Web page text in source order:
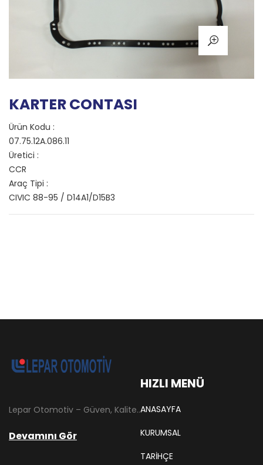
KARTER CONTASI
Ürün Kodu :
07.75.12A.086.11
Üretici :
CCR
Araç Tipi :
CIVIC 88-95 / D14A1/D15B3
Lepar Otomotiv – Güven, Kalite ve İstikrarın Adresi Lepar Otomotiv, Türkiye’nin otomotiv yedek parça sektöründe köklü bir geçmişe sahip, yenilikçi ve öncü firmalarından biridir. 1966 yılında Hüsnü Leblebici tarafından Tokat’ta mütevazı bir girişim olarak kurulan firmamız, ilk etapta Ford kamyonları, Ford Otosan minibüsleri ve Anadol marka araçların ünite ve yedek parçalarının satışını gerçekleştirerek sektöre adım atmıştır.
Devamını Gör
HIZLI MENÜ
ANASAYFA
KURUMSAL
TARIHÇE